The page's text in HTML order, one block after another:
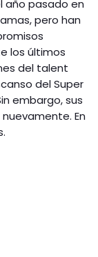
año pasado en
pero han
los últimos
del talent
del Super
embargo, sus
En